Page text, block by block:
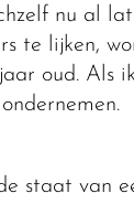
nu al
te lijken,
oud. Als
staat van